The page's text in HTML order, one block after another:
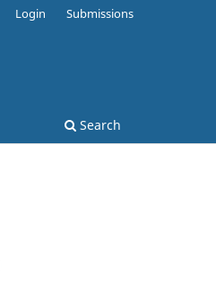
Search
Login Submissions